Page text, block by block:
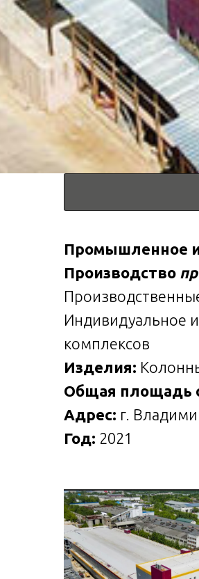
Промышленное и
Производство
Индивидуальное
комплексов
Изделия:
Общая площадь
Адрес: г.
Год: 2021